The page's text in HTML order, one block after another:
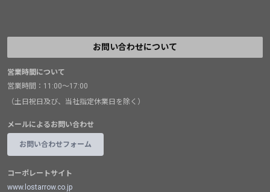
お問い合わせについて
営業時間について
営業時間：11:00～17:00
（土日祝日及び、当社指定休業日を除く）
メールによるお問い合わせ
お問い合わせフォーム
コーポレートサイト
www.lostarrow.co.jp